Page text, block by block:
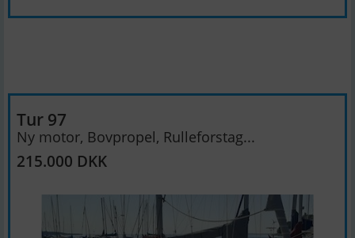
Tur 97
Ny motor, Bovpropel, Rulleforstag...
215.000 DKK